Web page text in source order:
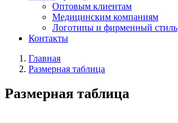
Оптовым клиентам
Медицинским компаниям
Логотипы и фирменный стиль
Контакты
Главная
Размерная таблица
Размерная таблица